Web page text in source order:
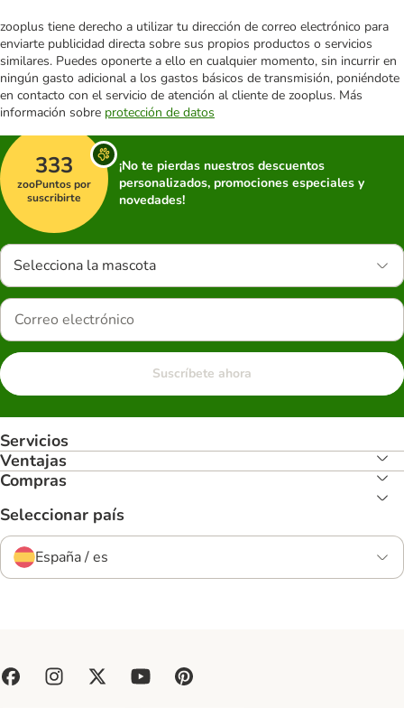
zooplus tiene derecho a utilizar tu dirección de correo electrónico para
enviarte publicidad directa sobre sus propios productos o servicios
similares. Puedes oponerte a ello en cualquier momento, sin incurrir en
ningún gasto adicional a los gastos básicos de transmisión, poniéndote
en contacto con el servicio de atención al cliente de zooplus. Más
información sobre protección de datos
333
zooPuntos por
suscribirte
¡No te pierdas nuestros descuentos
personalizados, promociones especiales y
novedades!
Selecciona la mascota
Suscríbete ahora
Servicios
Ventajas
Compras
Seleccionar país
España / es